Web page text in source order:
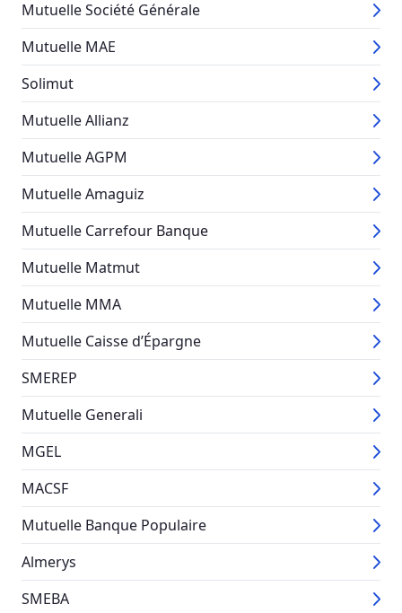
Mutuelle Société Générale
Mutuelle MAE
Solimut
Mutuelle Allianz
Mutuelle AGPM
Mutuelle Amaguiz
Mutuelle Carrefour Banque
Mutuelle Matmut
Mutuelle MMA
Mutuelle Caisse d’Épargne
SMEREP
Mutuelle Generali
MGEL
MACSF
Mutuelle Banque Populaire
Almerys
SMEBA